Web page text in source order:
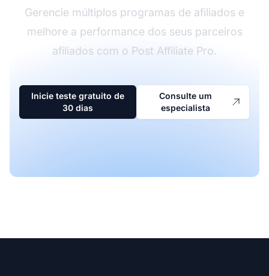
Gerencie múltiplos programas de afiliados e
melhore a performance dos seus parceiros
afiliados com o Post Affiliate Pro.
Inicie teste gratuito de
30 dias
Consulte um
especialista